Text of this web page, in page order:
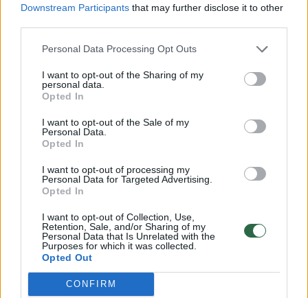
Downstream Participants that may further disclose it to other
Personal Data Processing Opt Outs
I want to opt-out of the Sharing of my
personal data.
Opted In
I want to opt-out of the Sale of my
Personal Data.
Opted In
I want to opt-out of processing my
Personal Data for Targeted Advertising.
Opted In
I want to opt-out of Collection, Use,
Retention, Sale, and/or Sharing of my
Personal Data that Is Unrelated with the
Purposes for which it was collected.
Opted Out
CONFIRM
galvute.
Pareigūnai panaudojo kovinių imtynių
veiksmus ir atėmė skalpelio galvutę.
Vyras nuvežtas į ligoninę.
Patogiausias būdas SUŽINOTI DAUGIAU
— sekti
naujienas mūsų „Facebook” paskyroje!
savęs žalojimas Vilnius pareigūnai Rodyti daugiau žymių
Komentuoti po šiuo straipsniu